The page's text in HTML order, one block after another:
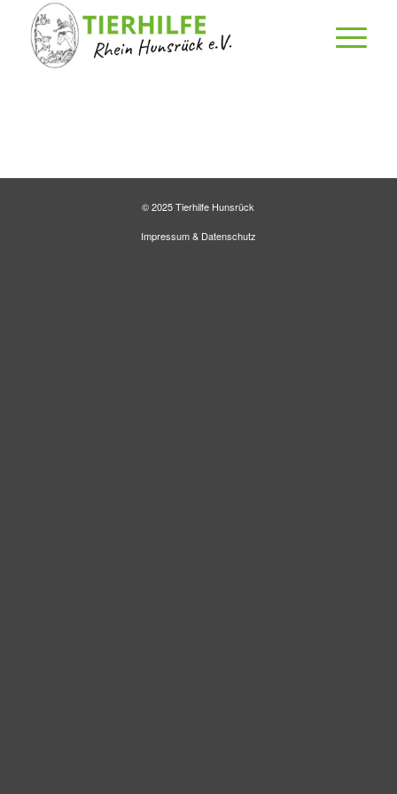
© 2025 Tierhilfe Hunsrück
Impressum& Datenschutz